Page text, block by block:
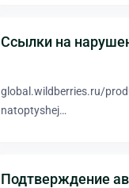
Ссылки на
global.wildberries.ru/
natoptyshej…
Подтверждение